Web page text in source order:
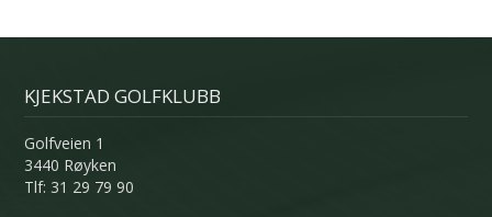
KJEKSTAD GOLFKLUBB
Golfveien 1
3440 Røyken
Tlf: 31 29 79 90